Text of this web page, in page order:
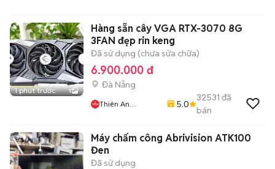
1 phút trước 1
Hàng sẵn cây VGA RTX-3070 8G
3FAN đẹp rin keng
Đã sử dụng (chưa sửa chữa)
6.900.000 đ
Đà Nẵng
Thiên An
5.0
32531 đã
bán
Máy chấm công Abrivision ATK100
Đen
Đã sử dụng